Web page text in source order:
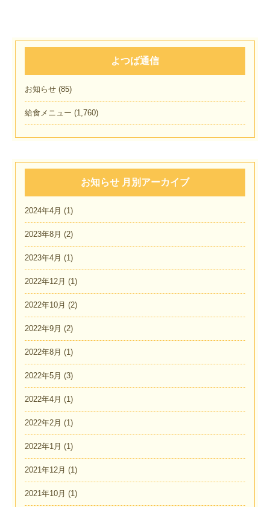
よつば通信
お知らせ (85)
給食メニュー (1,760)
お知らせ 月別アーカイブ
2024年4月 (1)
2023年8月 (2)
2023年4月 (1)
2022年12月 (1)
2022年10月 (2)
2022年9月 (2)
2022年8月 (1)
2022年5月 (3)
2022年4月 (1)
2022年2月 (1)
2022年1月 (1)
2021年12月 (1)
2021年10月 (1)